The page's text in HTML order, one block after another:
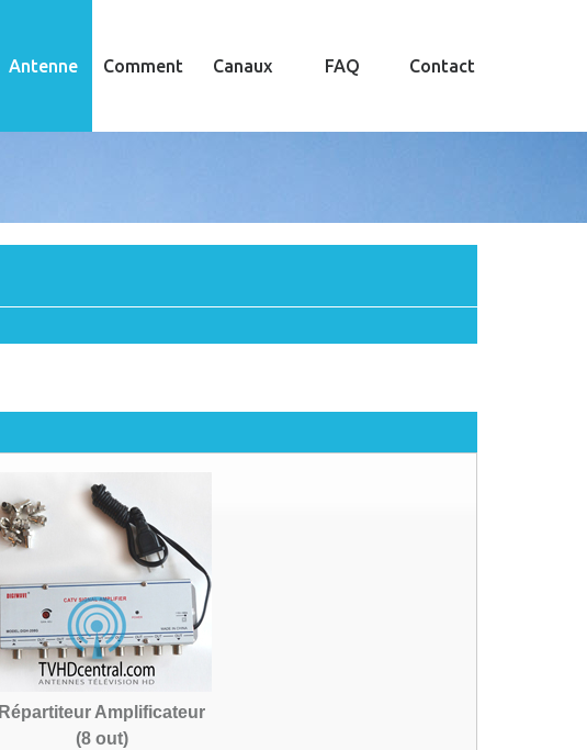
Antenne Comment Canaux FAQ Contact
Répartiteur Amplificateur
(8 out)